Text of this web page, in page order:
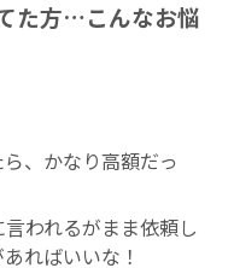
た方…こんなお悩
、かなり高額だっ
われるがまま依頼し
ればいいな！